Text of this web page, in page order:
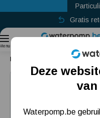
Gratis
DAB JetInox 132 M-P
Deze
Waterpomp.be